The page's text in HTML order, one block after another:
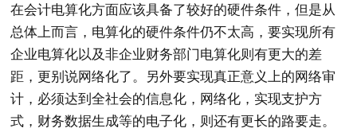
在会计电算化方面应该具备了较好的硬件条件，但是从
总体上而言，电算化的硬件条件仍不太高，要实现所有
企业电算化以及非企业财务部门电算化则有更大的差
距，更别说网络化了。另外要实现真正意义上的网络审
计，必须达到全社会的信息化，网络化，实现支护方
式，财务数据生成等的电子化，则还有更长的路要走。